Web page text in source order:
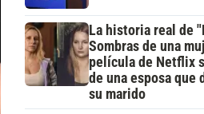
La historia real de
Sombras de una
película de Netflix
de una esposa que
su marido